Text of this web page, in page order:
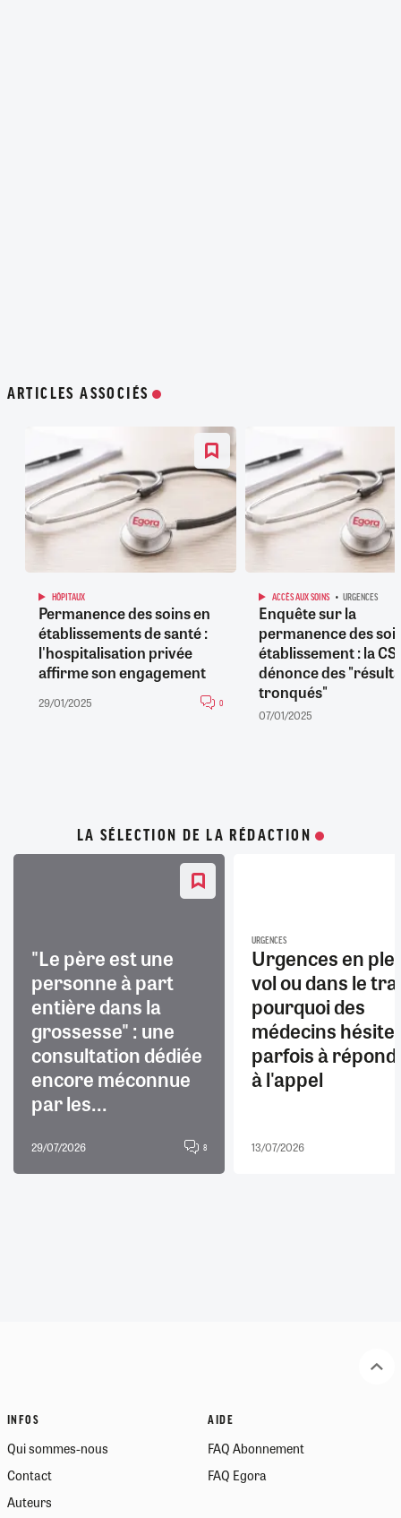
ARTICLES ASSOCIÉS
HÔPITAUX
Permanence des soins en
établissements de santé :
l'hospitalisation privée
affirme son engagement
29/01/2025 0
ACCÈS AUX SOINS URGENCES
Enquête sur la
permanence des
établissement : la
dénonce des
tronqués"
07/01/2025
LA SÉLECTION DE LA RÉDACTION
"Le père est une
personne à part
entière dans la
grossesse" : une
consultation dédiée
encore méconnue
par les...
29/07/2026 8
URGENCES
Urgences en
vol ou dans le
pourquoi des
médecins
parfois à
à l'appel
13/07/2026
INFOS
Qui sommes-nous
Contact
Auteurs
AIDE
FAQ Abonnement
FAQ Egora